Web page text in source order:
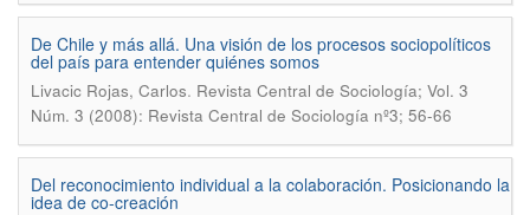
De Chile y más allá. Una visión de los procesos sociopolíticos
del país para entender quiénes somos
Livacic Rojas, Carlos. Revista Central de Sociología; Vol. 3
Núm. 3 (2008): Revista Central de Sociología nº3; 56-66
Del reconocimiento individual a la colaboración. Posicionando la
idea de co-creación